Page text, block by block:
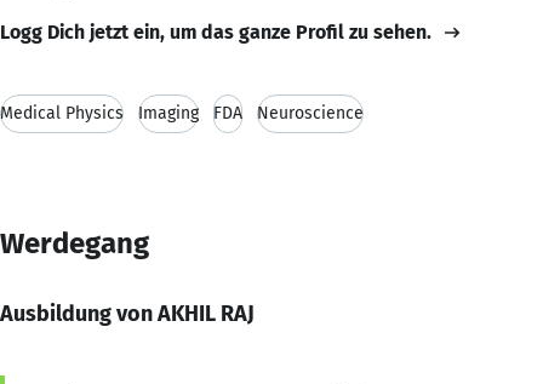
Logg Dich jetzt ein, um das ganze Profil zu sehen.
Medical Physics Imaging FDA Neuroscience
Werdegang
Ausbildung von AKHIL RAJ